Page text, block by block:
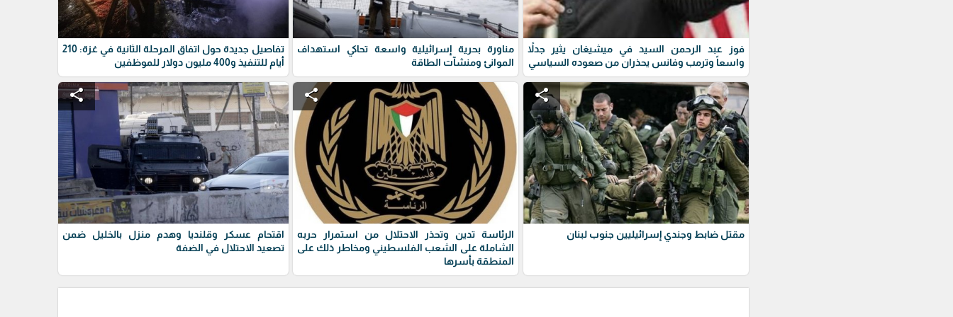
فوز عبد الرحمن السيد في ميشيغان يثير جدلاً
واسعاً وترمب وفانس يحذران من صعوده السياسي
مناورة بحرية إسرائيلية واسعة تحاكي استهداف
الموانئ ومنشآت الطاقة
تفاصيل جديدة حول اتفاق المرحلة الثانية في غزة: 210
أيام للتنفيذ و400 مليون دولار للموظفين
share
مقتل ضابط وجندي إسرائيليين جنوب لبنان
share
الرئاسة تدين وتحذر الاحتلال من استمرار حربه
الشاملة على الشعب الفلسطيني ومخاطر ذلك على
المنطقة بأسرها
share
اقتحام عسكر وقلنديا وهدم منزل بالخليل ضمن
تصعيد الاحتلال في الضفة